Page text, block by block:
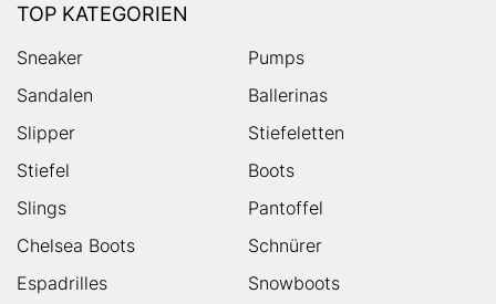
TOP KATEGORIEN
Sneaker
Pumps
Sandalen
Ballerinas
Slipper
Stiefeletten
Stiefel
Boots
Slings
Pantoffel
Chelsea Boots
Schnürer
Espadrilles
Snowboots